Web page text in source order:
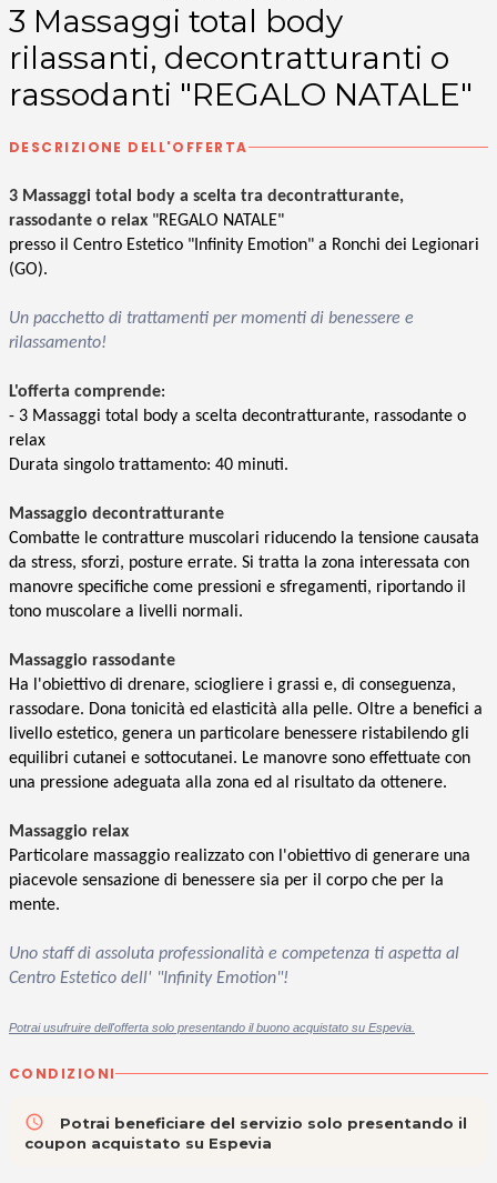
3 Massaggi total body
rilassanti, decontratturanti o
rassodanti "REGALO NATALE"
DESCRIZIONE DELL'OFFERTA
3 Massaggi total body a scelta tra decontratturante,
rassodante o relax "REGALO NATALE"
presso il Centro Estetico "Infinity Emotion" a Ronchi dei Legionari
(GO).
Un pacchetto di trattamenti per momenti di benessere e
rilassamento!
L'offerta comprende:
- 3 Massaggi total body a scelta decontratturante, rassodante o
relax
Durata singolo trattamento: 40 minuti.
Massaggio decontratturante
Combatte le contratture muscolari riducendo la tensione causata
da stress, sforzi, posture errate. Si tratta la zona interessata con
manovre specifiche come pressioni e sfregamenti, riportando il
tono muscolare a livelli normali.
Massaggio rassodante
Ha l'obiettivo di drenare, sciogliere i grassi e, di conseguenza,
rassodare. Dona tonicità ed elasticità alla pelle. Oltre a benefici a
livello estetico, genera un particolare benessere ristabilendo gli
equilibri cutanei e sottocutanei. Le manovre sono effettuate con
una pressione adeguata alla zona ed al risultato da ottenere.
Massaggio relax
Particolare massaggio realizzato con l'obiettivo di generare una
piacevole sensazione di benessere sia per il corpo che per la
mente.
Uno staff di assoluta professionalità e competenza ti aspetta al
Centro Estetico dell' "Infinity Emotion"!
Potrai usufruire dell'offerta solo presentando il buono acquistato su Espevia.
CONDIZIONI
access_time
Potrai beneficiare del servizio solo presentando il
coupon acquistato su Espevia